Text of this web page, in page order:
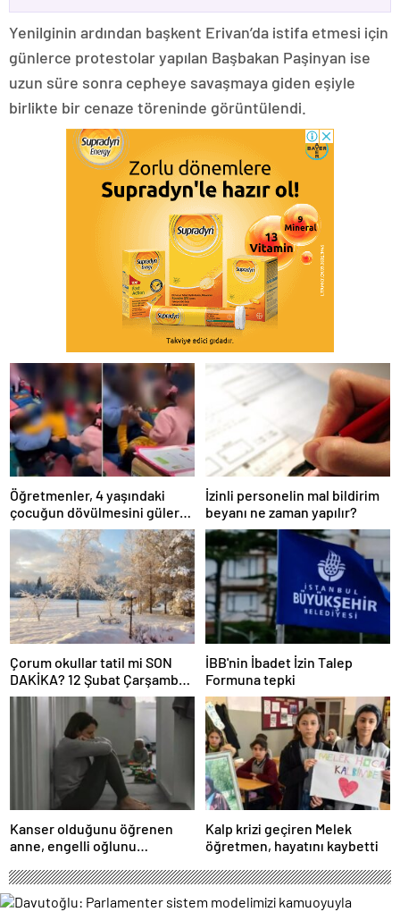
Yenilginin ardından başkent Erivan’da istifa etmesi için
günlerce protestolar yapılan Başbakan Paşinyan ise
uzun süre sonra cepheye savaşmaya giden eşiyle
birlikte bir cenaze töreninde görüntülendi.
Öğretmenler, 4 yaşındaki
çocuğun dövülmesini gülerek
izledi
İzinli personelin mal bildirim
beyanı ne zaman yapılır?
Çorum okullar tatil mi SON
DAKİKA? 12 Şubat Çarşamba
Çorum’da okul yok mu (Çorum
Valiliği Açıklaması – KAR
TATİLİ)?
İBB'nin İbadet İzin Talep
Formuna tepki
Kanser olduğunu öğrenen
anne, engelli oğlunu
Kalp krizi geçiren Melek
öğretmen, hayatını kaybetti